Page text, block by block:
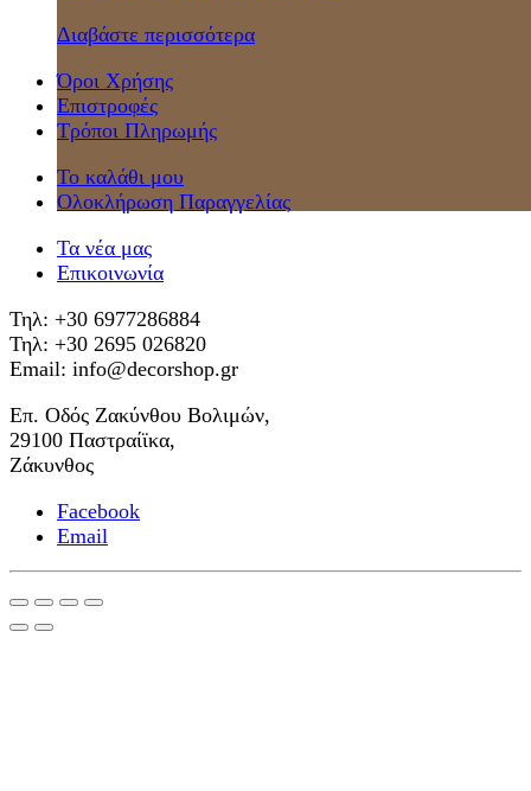
Διαβάστε περισσότερα
Όροι Χρήσης
Επιστροφές
Τρόποι Πληρωμής
Το καλάθι μου
Ολοκλήρωση Παραγγελίας
Τα νέα μας
Επικοινωνία
Τηλ: +30 6977286884
Τηλ: +30 2695 026820
Email: info@decorshop.gr
Επ. Οδός Ζακύνθου Βολιμών,
29100 Παστραίϊκα,
Ζάκυνθος
Facebook
Email